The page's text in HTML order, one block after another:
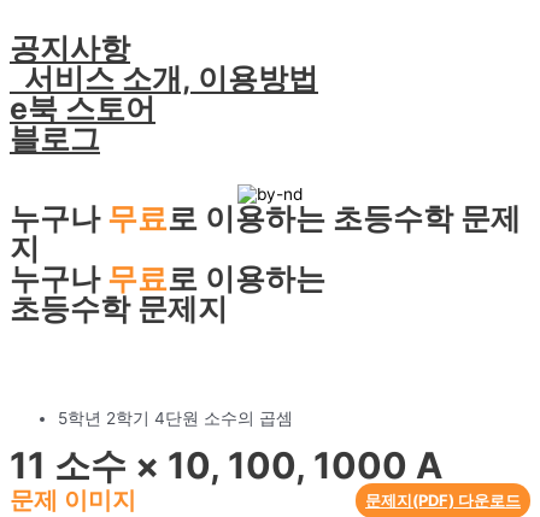
텐
츠
건
너
뛰
공지사항
서비스 소개, 이용방법
e북 스토어
블로그
누구나 무료로 이용하는 초등수학 문제
지
누구나 무료로 이용하는
초등수학 문제지
5학년 2학기 4단원 소수의 곱셈
11 소수 × 10, 100, 1000 A
문제 이미지 문제지(PDF) 다운로드